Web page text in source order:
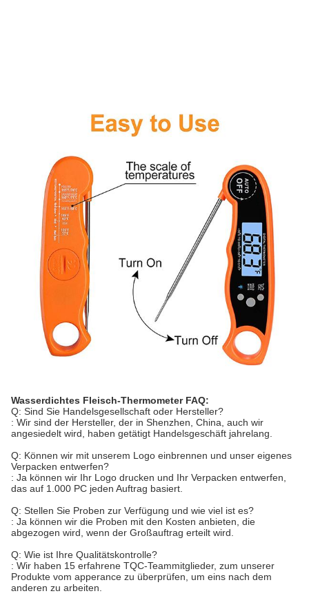
Wasserdichtes Fleisch-Thermometer FAQ:
Q: Sind Sie Handelsgesellschaft oder Hersteller?
: Wir sind der Hersteller, der in Shenzhen, China, auch wir
angesiedelt wird, haben getätigt Handelsgeschäft jahrelang.
Q: Können wir mit unserem Logo einbrennen und unser eigenes
Verpacken entwerfen?
: Ja können wir Ihr Logo drucken und Ihr Verpacken entwerfen,
das auf 1.000 PC jeden Auftrag basiert.
Q: Stellen Sie Proben zur Verfügung und wie viel ist es?
: Ja können wir die Proben mit den Kosten anbieten, die
abgezogen wird, wenn der Großauftrag erteilt wird.
Q: Wie ist Ihre Qualitätskontrolle?
: Wir haben 15 erfahrene TQC-Teammitglieder, zum unserer
Produkte vom apperance zu überprüfen, um eins nach dem
anderen zu arbeiten.